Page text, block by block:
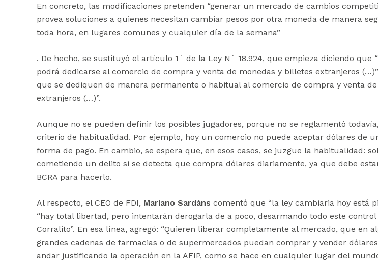
En concreto, las modificaciones pretenden “generar un mercado de cambios
provea soluciones a quienes necesitan cambiar pesos por otra moneda de manera
toda hora, en lugares comunes y cualquier día de la semana”
. De hecho, se sustituyó el artículo 1´ de la Ley N´ 18.924, que empieza diciendo que
podrá dedicarse al comercio de compra y venta de monedas y billetes extranjeros
que se dediquen de manera permanente o habitual al comercio de compra y venta
extranjeros (…)”.
Aunque no se pueden definir los posibles jugadores, porque no se reglamentó
criterio de habitualidad. Por ejemplo, hoy un comercio no puede aceptar dólares de
forma de pago. En cambio, se espera que, en esos casos, se juzgue la habitualidad:
cometiendo un delito si se detecta que compra dólares diariamente, ya que debe
BCRA para hacerlo.
Al respecto, el CEO de FDI, Mariano Sardáns comentó que “la ley cambiaria hoy está
“hay total libertad, pero intentarán derogarla de a poco, desarmando todo este
Corralito”. En esa línea, agregó: “Quieren liberar completamente al mercado, que en
grandes cadenas de farmacias o de supermercados puedan comprar y vender
andar justificando la operación en la AFIP, como se hace en cualquier lugar del